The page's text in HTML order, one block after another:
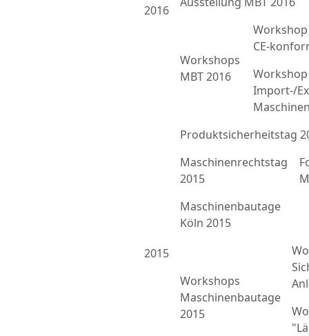
2016
Workshops
MBT 2016
CE-
Import-/
2015
Produktsicherheitstag
Maschinenrechtstag
2015
Maschinenbautage
Köln 2015
Workshops
Maschinenbautage
2015